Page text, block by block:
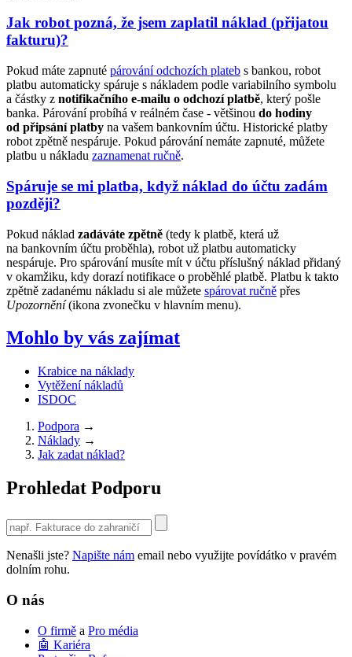
Jak robot pozná, že jsem zaplatil náklad (přijatou
fakturu)?
Pokud máte zapnuté párování odchozích plateb s bankou, robot
platbu automaticky spáruje s nákladem podle variabilního symbolu
a částky z notifikačního e-mailu o odchozí platbě, který pošle
banka. Párování probíhá v reálném čase - většinou do hodiny
od připsání platby na vašem bankovním účtu. Historické platby
robot zpětně nespáruje. Pokud párování nemáte zapnuté, můžete
platbu u nákladu zaznamenat ručně.
Spáruje se mi platba, když náklad do účtu zadám
později?
Pokud náklad zadáváte zpětně (tedy k platbě, která už
na bankovním účtu proběhla), robot už platbu automaticky
nespáruje. Pro spárování musíte mít v účtu příslušný náklad přidaný
v okamžiku, kdy dorazí notifikace o proběhlé platbě. Platbu k takto
zpětně zadanému nákladu si ale můžete spárovat ručně přes
Upozornění(ikona zvonečku v hlavním menu).
Mohlo by vás zajímat
Krabice na náklady
Vytěžení nákladů
ISDOC
Podpora →
Náklady →
Jak zadat náklad?
Prohledat Podporu
Use
the
and
Nenašli jste? Napište nám email nebo využijte povídátko v pravém
dolním rohu.
O nás
O firmě a Pro média
🤖 Kariéra